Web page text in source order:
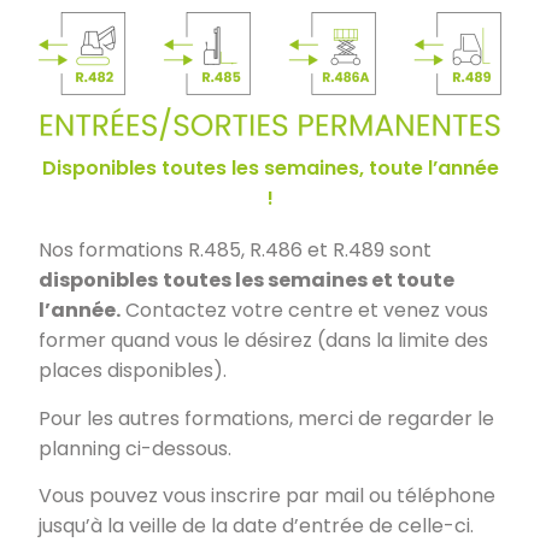
Disponibles toutes les semaines, toute l’année
!
Nos formations R.485, R.486 et R.489 sont
disponibles toutes les semaines et toute
l’année.Contactez votre centre et venez vous
former quand vous le désirez (dans la limite des
places disponibles).
Pour les autres formations, merci de regarder le
planning ci-dessous.
Vous pouvez vous inscrire par mail ou téléphone
jusqu’à la veille de la date d’entrée de celle-ci.